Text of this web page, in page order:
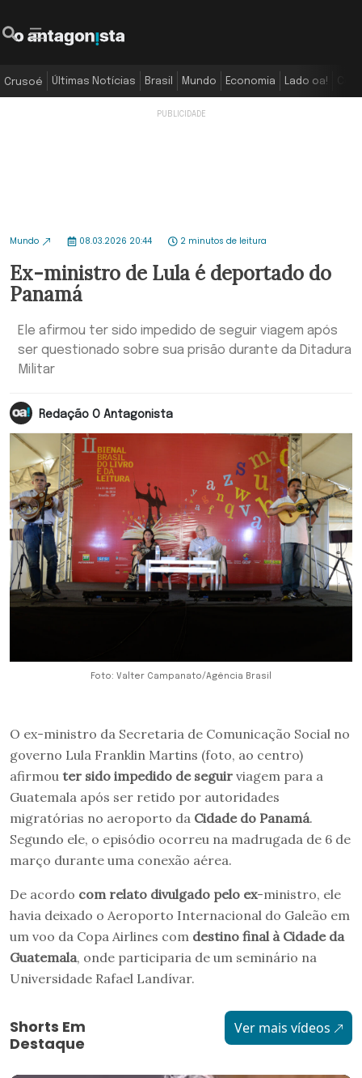
Crusoé Últimas Notícias Brasil Mundo Economia Lado oa!
Mundo 08.03.2026 20:44 2 minutos de leitura
Ex-ministro de Lula é deportado do
Panamá
Ele afirmou ter sido impedido de seguir viagem após
ser questionado sobre sua prisão durante da Ditadura
Militar
Redação O Antagonista
Foto: Valter Campanato/Agência Brasil
O ex-ministro da Secretaria de Comunicação Social no
governo Lula Franklin Martins (foto, ao centro)
afirmou ter sido impedido de seguir viagem para a
Guatemala após ser retido por autoridades
migratórias no aeroporto da Cidade do Panamá.
Segundo ele, o episódio ocorreu na madrugada de 6 de
março durante uma conexão aérea.
De acordo com relato divulgado pelo ex-ministro, ele
havia deixado o Aeroporto Internacional do Galeão em
um voo da Copa Airlines com destino final à Cidade da
Guatemala, onde participaria de um seminário na
Universidade Rafael Landívar.
Shorts Em
Destaque
Ver mais vídeos